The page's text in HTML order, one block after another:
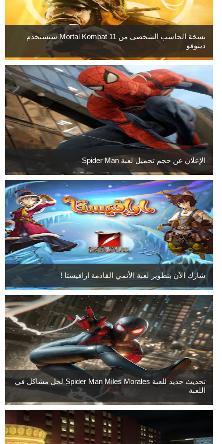
نسخة الحاسب الشخصي من Mortal Kombat 11 ستستخدم
دينوفو
الإعلان عن حجم تحميل لعبة Spider Man
شارك الآن بتطوير لعبة الأنمي القادمة ارافيستا !
تحديث جديد للعبة Spider Man Miles Morales لحل مشاكل في
اللعبة